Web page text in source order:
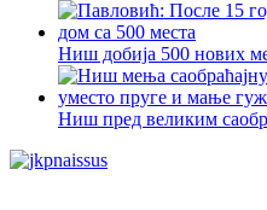
Ниш добија 500 нових
Ниш пред великим